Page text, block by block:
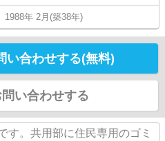
1988年 2月(築38年)
い合わせする(無料)
い合わせする
す。共用部に住民専用のゴミ